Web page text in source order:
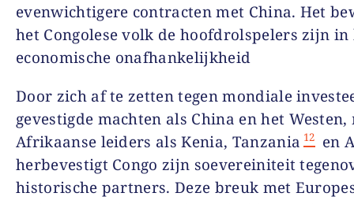
evenwichtigere contracten met China. Het
het Congolese volk de hoofdrolspelers zijn in
economische onafhankelijkheid
Door zich af te zetten tegen mondiale
gevestigde machten als China en het
Afrikaanse leiders als Kenia, Tanzania 12
en
herbevestigt Congo zijn soevereiniteit
historische partners. Deze breuk met